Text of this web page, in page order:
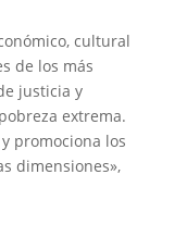
cultural
de los más
justicia y
extrema.
promociona los
dimensiones»,